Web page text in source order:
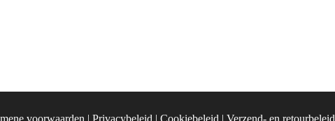
voorwaarden | Privacybeleid | Cookiebeleid | Verzend- en retourbeleid